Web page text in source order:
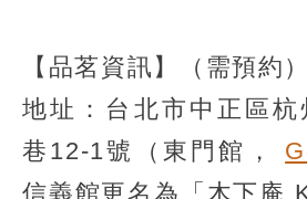
【品茗資訊】（需預約）
地址：台北市中正區
巷12-1號（東門館，
信義館更名為「木下庵